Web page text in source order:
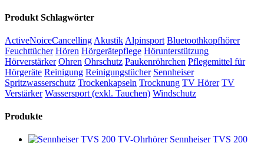
Produkt Schlagwörter
ActiveNoiceCancelling Akustik Alpinsport Bluetoothkopfhörer
Feuchttücher Hören Hörgerätepflege Hörunterstützung
Hörverstärker Ohren Ohrschutz Paukenröhrchen Pflegemittel für
Hörgeräte Reinigung Reinigungstücher Sennheiser
Spritzwasserschutz Trockenkapseln Trocknung TV Hörer TV
Verstärker Wassersport (exkl. Tauchen) Windschutz
Produkte
Sennheiser TVS 200